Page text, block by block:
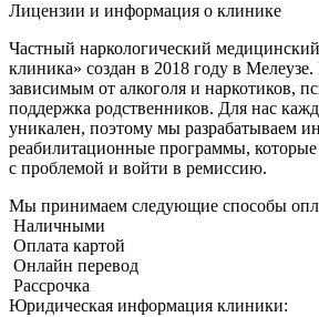
Лицензии и информация о клинике
Частный наркологический
клиника» создан в 2018 году в
зависимым от алкоголя и наркотиков,
поддержка родственников. Для нас
уникален, поэтому мы разрабатываем
реабилитационные программы, которые
с проблемой и войти в ремиссию.
Мы принимаем следующие способы
Наличными
Оплата картой
Онлайн перевод
Рассрочка
Юридическая информация клиники: